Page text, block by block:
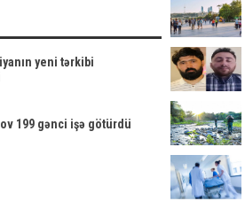
yeni tərkibi
199 gənci işə götürdü